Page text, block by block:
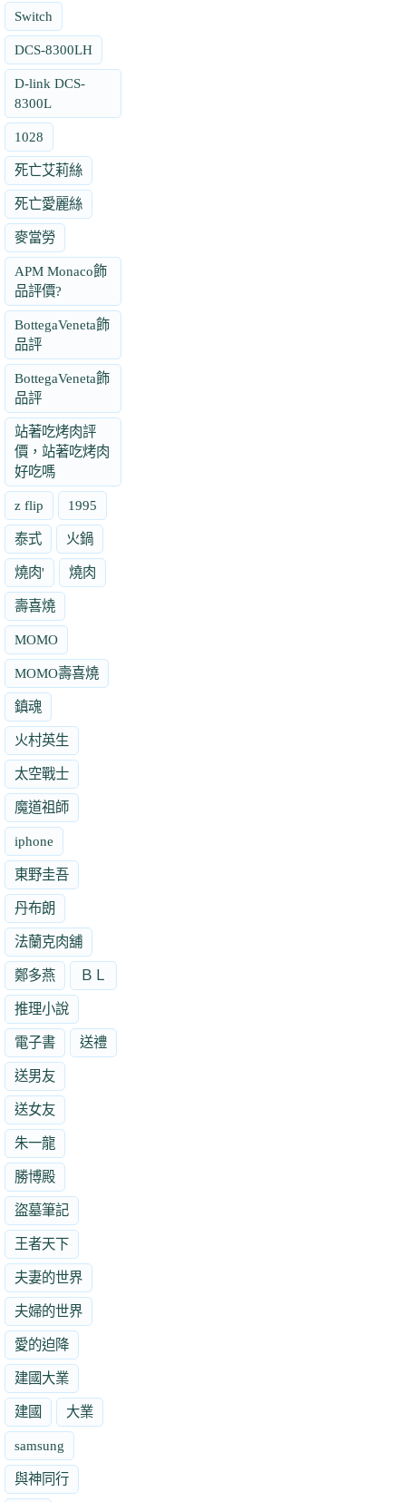
Switch
DCS-8300LH
D-link DCS-
8300L
1028
死亡艾莉絲
死亡愛麗絲
麥當勞
APM Monaco飾
品評價?
BottegaVeneta飾
品評
BottegaVeneta飾
品評
站著吃烤肉評
價，站著吃烤肉
好吃嗎
z flip 1995
泰式 火鍋
燒肉' 燒肉
壽喜燒
MOMO
MOMO壽喜燒
鎮魂
火村英生
太空戰士
魔道祖師
iphone
東野圭吾
丹布朗
法蘭克肉舖
鄭多燕 ＢＬ
推理小說
電子書 送禮
送男友
送女友
朱一龍
勝博殿
盜墓筆記
王者天下
夫妻的世界
夫婦的世界
愛的迫降
建國大業
建國 大業
samsung
與神同行